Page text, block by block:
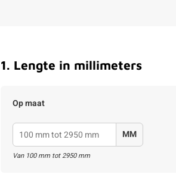
1. Lengte in millimeters
Op maat
MM
Van 100mm tot2950mm